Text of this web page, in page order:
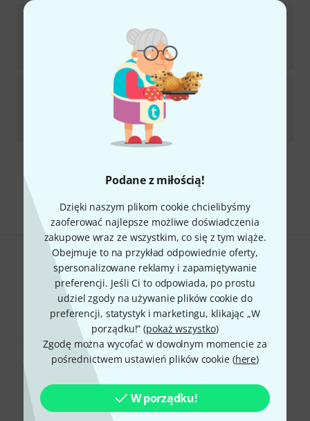
Podane z miłością!
Dzięki naszym plikom cookie chcielibyśmy
zaoferować najlepsze możliwe doświadczenia
zakupowe wraz ze wszystkim, co się z tym wiąże.
Obejmuje to na przykład odpowiednie oferty,
spersonalizowane reklamy i zapamiętywanie
preferencji. Jeśli Ci to odpowiada, po prostu
udziel zgody na używanie plików cookie do
preferencji, statystyk i marketingu, klikając „W
porządku!” (pokaż wszystko)
Zgodę można wycofać w dowolnym momencie za
pośrednictwem ustawień plików cookie (here)
W porządku!
Dostępny w magazynie
Universal EditionOriginalstücke 18. Jahrhundert
Dostępny w magazynie
Ceny zawierają podatek VAT
Czy podoba Ci się to co widzisz?
Udostępnij Pomoc i opinie